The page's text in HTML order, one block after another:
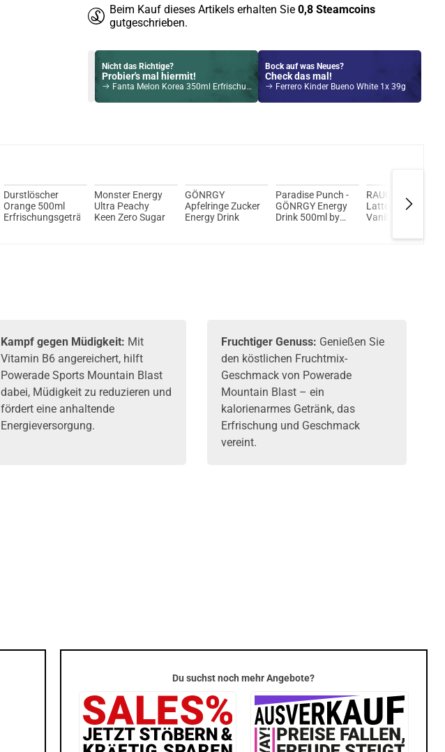
Beim Kauf dieses Artikels erhalten Sie 0,8 Steamcoins
gutgeschrieben.
Nicht das Richtige?
Probier's mal hiermit!
Fanta Melon Korea 350ml Erfrischungsgetränk
Bock auf was Neues?
Check das mal!
Ferrero Kinder Bueno White 1x 39g
Durstlöscher
Orange 500ml
Erfrischungsgetränk
Monster Energy
Ultra Peachy
Keen Zero Sugar
GÖNRGY
Apfelringe Zucker
Energy Drink
Paradise Punch -
GÖNRGY Energy
Drink 500ml by
RAUCH Cafemio
Latte Macchiato
Vanilla
Kampf gegen Müdigkeit: Mit
Vitamin B6 angereichert, hilft
Powerade Sports Mountain Blast
dabei, Müdigkeit zu reduzieren und
fördert eine anhaltende
Energieversorgung.
Fruchtiger Genuss: Genießen Sie
den köstlichen Fruchtmix-
Geschmack von Powerade
Mountain Blast – ein
kalorienarmes Getränk, das
Erfrischung und Geschmack
vereint.
Du suchst noch mehr Angebote?